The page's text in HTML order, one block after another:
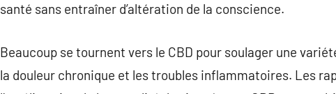
santé sans entraîner d’altération de la conscience.
Beaucoup se tournent vers le CBD pour soulager une
la douleur chronique et les troubles inflammatoires. Les